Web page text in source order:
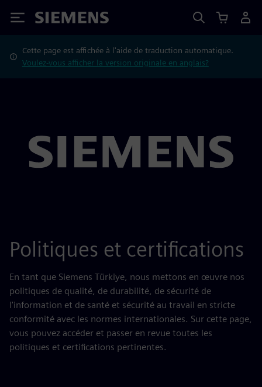
Siemens
Cette page est affichée à l'aide de traduction automatique.
Voulez-vous afficher la version originale en anglais?
Politiques et certifications
En tant que Siemens Türkiye, nous mettons en œuvre nos
politiques de qualité, de durabilité, de sécurité de
l'information et de santé et sécurité au travail en stricte
conformité avec les normes internationales. Sur cette page,
vous pouvez accéder et passer en revue toutes les
politiques et certifications pertinentes.